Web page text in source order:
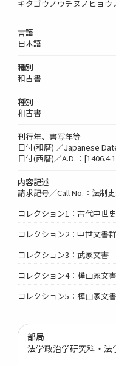
キタゴウノウチヌノヒョウ
言語
日本語
種別
和古書
種別
和古書
刊行年、書写年等
日付(和暦) ／Japanese
日付(西暦)／A.D.：
内容記述
請求記号／Call No.：法制
コレクション1：古代中世
コレクション2：中世文書群
コレクション3：武家文書
コレクション4：樺山家文書
コレクション5：樺山家文
部局
法学政治学研究科・法